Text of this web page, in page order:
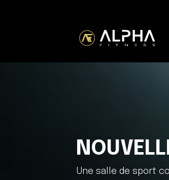
Une salle de sport